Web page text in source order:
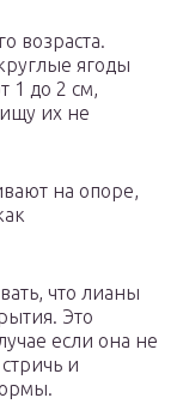
возраста.
ягоды
1 до 2 см,
их не
на опоре,
что лианы
Это
если она не
и